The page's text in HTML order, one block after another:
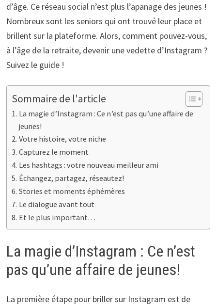
d’âge. Ce réseau social n’est plus l’apanage des jeunes !
Nombreux sont les seniors qui ont trouvé leur place et
brillent sur la plateforme. Alors, comment pouvez-vous,
à l’âge de la retraite, devenir une vedette d’Instagram ?
Suivez le guide !
Sommaire de l'article
La magie d’Instagram : Ce n’est pas qu’une affaire de
jeunes!
Votre histoire, votre niche
Capturez le moment
Les hashtags : votre nouveau meilleur ami
Échangez, partagez, réseautez!
Stories et moments éphémères
Le dialogue avant tout
Et le plus important…
La magie d’Instagram : Ce n’est
pas qu’une affaire de jeunes!
La première étape pour briller sur Instagram est de